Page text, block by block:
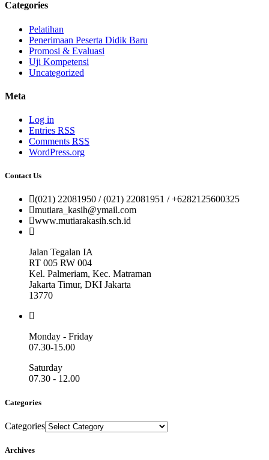
Categories
Pelatihan
Penerimaan Peserta Didik Baru
Promosi & Evaluasi
Uji Kompetensi
Uncategorized
Meta
Log in
Entries RSS
Comments RSS
WordPress.org
Contact Us
(021) 22081950 / (021) 22081951 / +6282125600325
mutiara_kasih@ymail.com
www.mutiarakasih.sch.id
Jalan Tegalan IA
RT 005 RW 004
Kel. Palmeriam, Kec. Matraman
Jakarta Timur, DKI Jakarta
13770
Monday - Friday
07.30-15.00
Saturday
07.30 - 12.00
Categories
Categories
Archives